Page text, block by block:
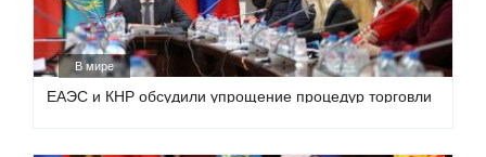
В мире
ЕАЭС и КНР обсудили упрощение процедур торговли